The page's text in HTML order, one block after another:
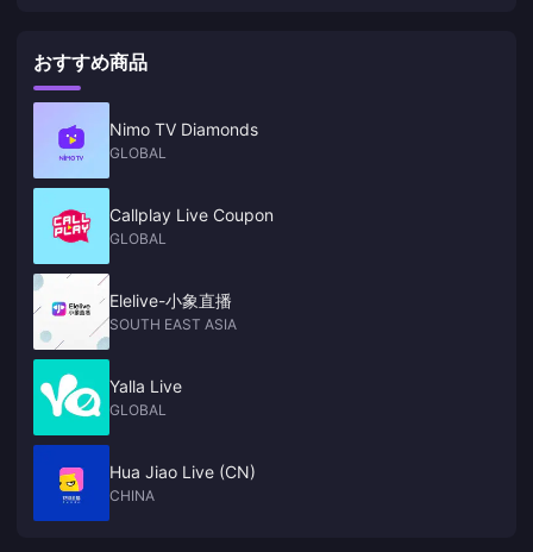
additional rewards for extended maintenance
おすすめ商品
Nimo TV Diamonds
GLOBAL
Callplay Live Coupon
GLOBAL
Elelive-小象直播
SOUTH EAST ASIA
Yalla Live
GLOBAL
Hua Jiao Live (CN)
CHINA